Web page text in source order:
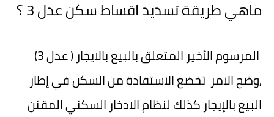
ماهي طريقة تسديد اقساط سكن عدل 3 ؟
المرسوم الأخير المتعلق بالبيع بالايجار ( عدل 3)
,وضح الامر تخضع الاستفادة من السكن في إطار
البيع بالإيجار كذلك لنظام الادخار السكني المقنن